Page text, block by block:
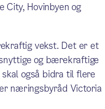
Hovinbyen og
vekst. Det er et
og bærekraftige
også bidra til flere
næringsbyråd Victoria